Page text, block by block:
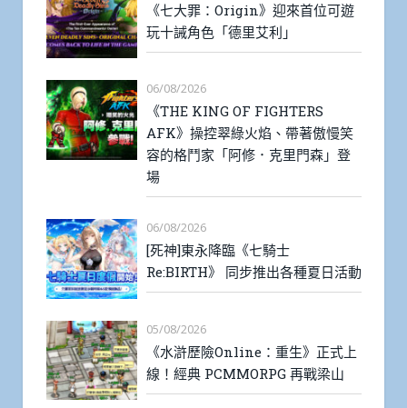
《七大罪：Origin》迎來首位可遊
玩十誡角色「德里艾利」
06/08/2026
《THE KING OF FIGHTERS
AFK》操控翠綠火焰、帶著傲慢笑
容的格鬥家「阿修．克里門森」登
場
06/08/2026
[死神]東永降臨《七騎士
Re:BIRTH》 同步推出各種夏日活動
05/08/2026
《水滸歷險Online：重生》正式上
線！經典 PCMMORPG 再戰梁山